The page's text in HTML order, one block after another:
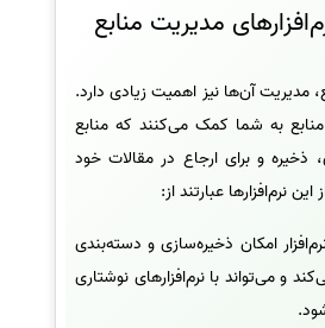
مدیریت منابع
مدیریت آن‌ها نیز اهمیت زیادی دارد.
منابع به شما کمک می‌کنند که منابع
ذخیره و برای ارجاع در مقالات خود
نرم‌افزارها عبارتند از:
امکان ذخیره‌سازی و دسته‌بندی
و می‌تواند با نرم‌افزارهای نوشتاری